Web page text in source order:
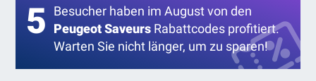
5
Besucher haben im August von den
Peugeot Saveurs Rabattcodes profitiert.
Warten Sie nicht länger, um zu sparen!